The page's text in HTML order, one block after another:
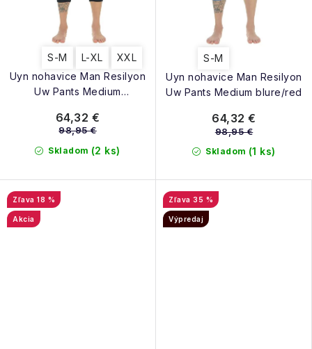
Uyn nohavice Man Resilyon
Uw Pants Medium
S-M L-XL XXL
Skladom (2 ks)
64,32 €
98,95 €
Uyn nohavice Man Resilyon
Uw Pants Medium blure/red
S-M
Skladom (1 ks)
64,32 €
98,95 €
18 %
Akcia
35 %
Výpredaj